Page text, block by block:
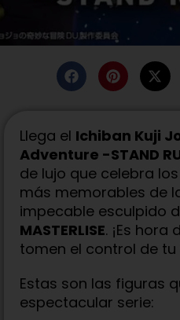
Llega el Ichiban Kuji
Adventure -STAND
de lujo que celebra
más memorables de
impecable esculpido
MASTERLISE. ¡Es hora
tomen el control de tu
Estas son las figuras
espectacular serie: